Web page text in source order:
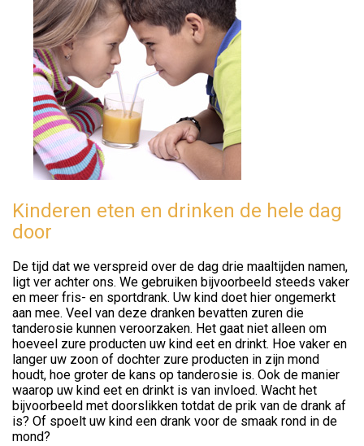
Kinderen eten en drinken de hele dag
door
De tijd dat we verspreid over de dag drie maaltijden namen,
ligt ver achter ons. We gebruiken bijvoorbeeld steeds vaker
en meer fris- en sportdrank. Uw kind doet hier ongemerkt
aan mee. Veel van deze dranken bevatten zuren die
tanderosie kunnen veroorzaken. Het gaat niet alleen om
hoeveel zure producten uw kind eet en drinkt. Hoe vaker en
langer uw zoon of dochter zure producten in zijn mond
houdt, hoe groter de kans op tanderosie is. Ook de manier
waarop uw kind eet en drinkt is van invloed. Wacht het
bijvoorbeeld met doorslikken totdat de prik van de drank af
is? Of spoelt uw kind een drank voor de smaak rond in de
mond?